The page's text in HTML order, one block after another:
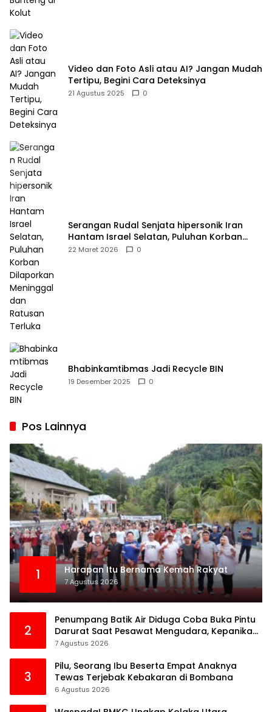
Video dan Foto Asli atau AI? Jangan Mudah
Tertipu, Begini Cara Deteksinya
21 Agustus 2025 0
Serangan Rudal Senjata hipersonik Iran
Hantam Israel Selatan, Puluhan Korban
Dilaporkan Meninggal dan Ratusan Terluka
22 Maret 2026 0
Bhabinkamtibmas Jadi Recycle BIN
19 Desember 2025 0
Pos Lainnya
1 Harapan Itu Bernama Kemah Rakyat
7 Agustus 2026
2
Penumpang Batik Air Diduga Coba Buka Pintu
Darurat Saat Pesawat Mengudara, Kepanikan
Pecah di Dalam Kabin
7 Agustus 2026
3
Pilu, Seorang Ibu Beserta Empat Anaknya
Tewas Terjebak Kebakaran di Bombana
6 Agustus 2026